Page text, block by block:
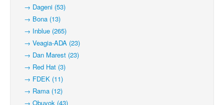
→ Dageni (53)
→ Bona (13)
→ Inblue (265)
→ Veagia-ADA (23)
→ Dan Marest (23)
→ Red Hat (3)
→ FDEK (11)
→ Rama (12)
→ Obuvok (43)